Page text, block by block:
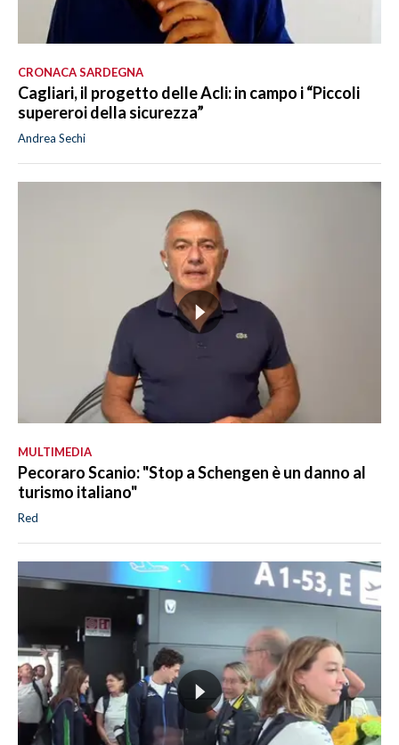
CRONACA SARDEGNA
Cagliari, il progetto delle Acli: in campo i “Piccoli
supereroi della sicurezza”
Andrea Sechi
MULTIMEDIA
Pecoraro Scanio: "Stop a Schengen è un danno al
turismo italiano"
Red